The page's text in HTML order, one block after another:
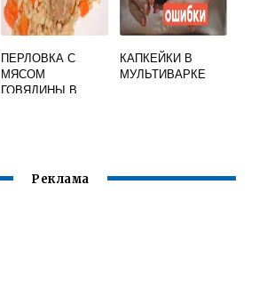
ПЕРЛОВКА С
МЯСОМ
ГОВЯДИНЫ В
КАПКЕЙКИ В
МУЛЬТИВАРКЕ
Реклама